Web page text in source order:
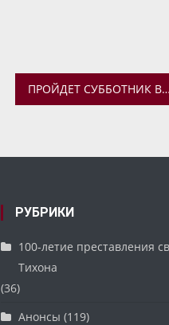
ПРОЙДЕТ СУББОТНИК В КРЕСТОВОЗДВИЖЕНСКОМ ХРАМЕ Д. СЕЛИФОНТОВО
РУБРИКИ
100-летие преставления
Тихона
(36)
Анонсы (119)